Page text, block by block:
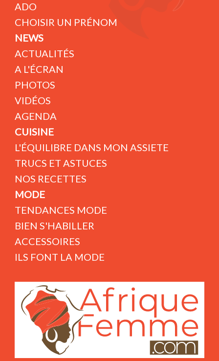
ADO
CHOISIR UN PRÉNOM
NEWS
ACTUALITÉS
A L'ÉCRAN
PHOTOS
VIDÉOS
AGENDA
CUISINE
L'ÉQUILIBRE DANS MON ASSIETE
TRUCS ET ASTUCES
NOS RECETTES
MODE
TENDANCES MODE
BIEN S'HABILLER
ACCESSOIRES
ILS FONT LA MODE